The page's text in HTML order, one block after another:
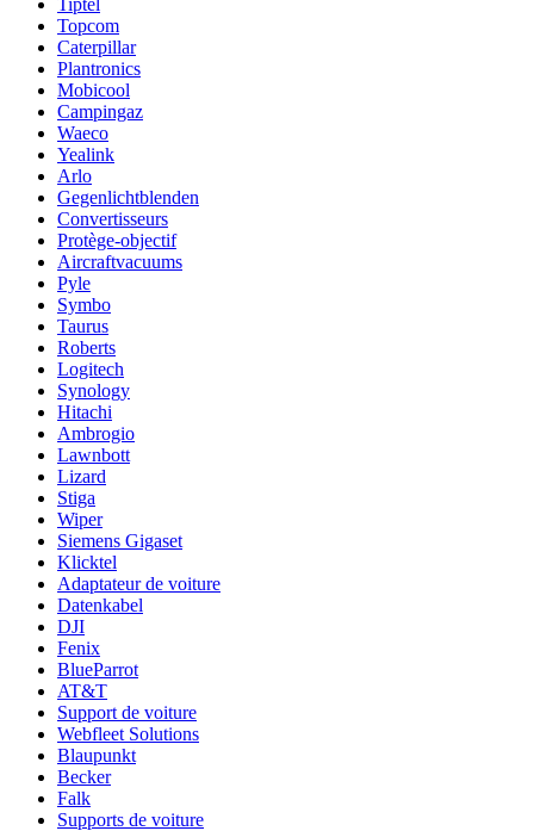
Tiptel
Topcom
Caterpillar
Plantronics
Mobicool
Campingaz
Waeco
Yealink
Arlo
Gegenlichtblenden
Convertisseurs
Protège-objectif
Aircraftvacuums
Pyle
Symbo
Taurus
Roberts
Logitech
Synology
Hitachi
Ambrogio
Lawnbott
Lizard
Stiga
Wiper
Siemens Gigaset
Klicktel
Adaptateur de voiture
Datenkabel
DJI
Fenix
BlueParrot
AT&T
Support de voiture
Webfleet Solutions
Blaupunkt
Becker
Falk
Supports de voiture